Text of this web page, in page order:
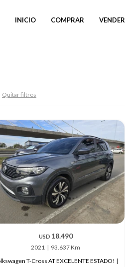
INICIO COMPRAR VENDER
Quitar filtros
USD 18.490
2021
93.637 Km
T-Cross AT EXCELENTE ESTADO! |